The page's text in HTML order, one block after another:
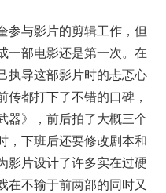
与影片的剪辑工作，但
一部电影还是第一次。在
执导这部影片时的忐忑心
都打下了不错的口碑，
器》，前后拍了大概三个
，下班后还要修改剧本和
影片设计了许多实在过硬
在不输于前两部的同时又